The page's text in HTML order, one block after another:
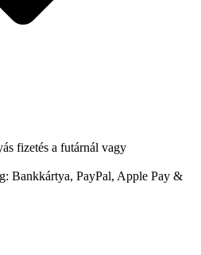
fizetés a futárnál vagy
Bankkártya, PayPal, Apple Pay &